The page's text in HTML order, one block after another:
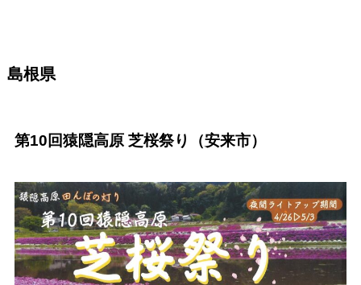
島根県
第10回猿隠高原 芝桜祭り（安来市）